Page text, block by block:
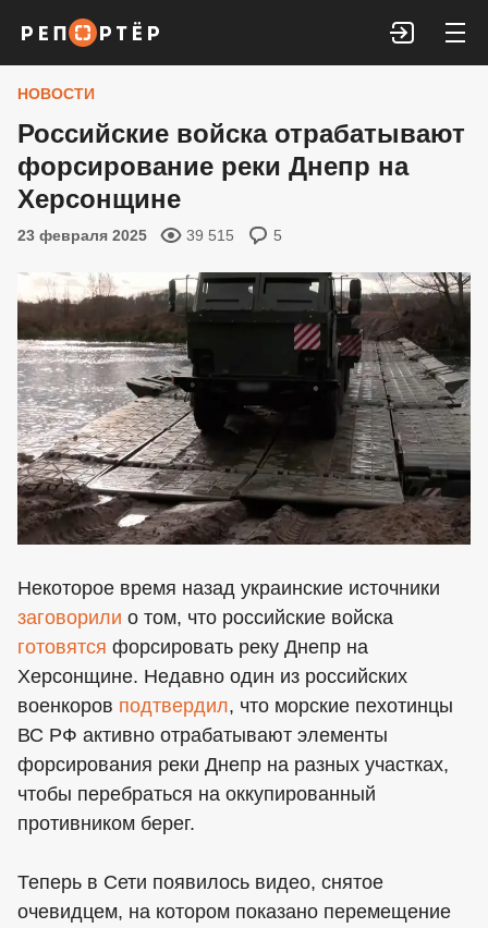
Войти
НОВОСТИ
Российские войска отрабатывают
форсирование реки Днепр на
Херсонщине
23 февраля 2025 39 515 5
Некоторое время назад украинские источники
заговорили о том, что российские войска
готовятся форсировать реку Днепр на
Херсонщине. Недавно один из российских
военкоров подтвердил, что морские пехотинцы
ВС РФ активно отрабатывают элементы
форсирования реки Днепр на разных участках,
чтобы перебраться на оккупированный
противником берег.
Теперь в Сети появилось видео, снятое
очевидцем, на котором показано перемещение